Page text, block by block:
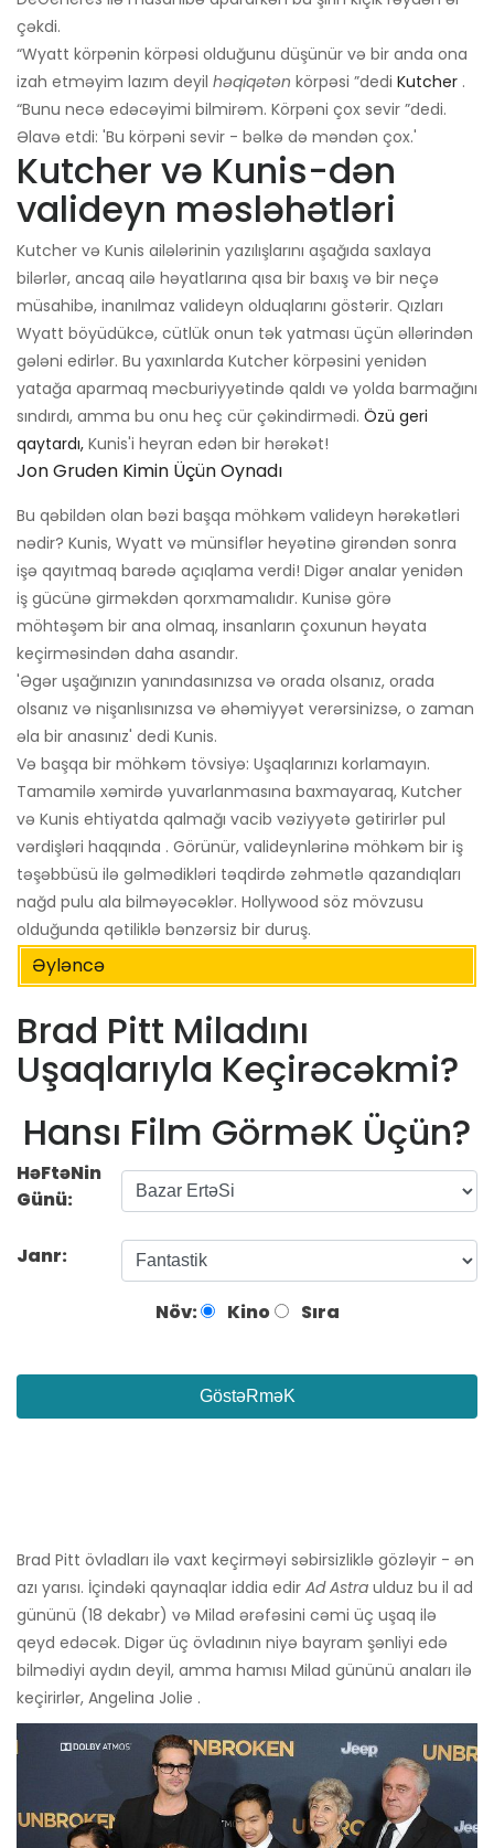
çəkdi.
“Wyatt körpənin körpəsi olduğunu düşünür və bir anda ona
izah etməyim lazım deyil həqiqətən körpəsi ”dedi Kutcher .
“Bunu necə edəcəyimi bilmirəm. Körpəni çox sevir ”dedi.
Əlavə etdi: 'Bu körpəni sevir - bəlkə də məndən çox.'
Kutcher və Kunis-dən
valideyn məsləhətləri
Kutcher və Kunis ailələrinin yazılışlarını aşağıda saxlaya
bilərlər, ancaq ailə həyatlarına qısa bir baxış və bir neçə
müsahibə, inanılmaz valideyn olduqlarını göstərir. Qızları
Wyatt böyüdükcə, cütlük onun tək yatması üçün əllərindən
gələni edirlər. Bu yaxınlarda Kutcher körpəsini yenidən
yatağa aparmaq məcburiyyətində qaldı və yolda barmağını
sındırdı, amma bu onu heç cür çəkindirmədi. Özü geri
qaytardı, Kunis'i heyran edən bir hərəkət!
Jon Gruden Kimin Üçün Oynadı
Bu qəbildən olan bəzi başqa möhkəm valideyn hərəkətləri
nədir? Kunis, Wyatt və münsiflər heyətinə girəndən sonra
işə qayıtmaq barədə açıqlama verdi! Digər analar yenidən
iş gücünə girməkdən qorxmamalıdır. Kunisə görə
möhtəşəm bir ana olmaq, insanların çoxunun həyata
keçirməsindən daha asandır.
'Əgər uşağınızın yanındasınızsa və orada olsanız, orada
olsanız və nişanlısınızsa və əhəmiyyət verərsinizsə, o zaman
əla bir anasınız' dedi Kunis.
Və başqa bir möhkəm tövsiyə: Uşaqlarınızı korlamayın.
Tamamilə xəmirdə yuvarlanmasına baxmayaraq, Kutcher
və Kunis ehtiyatda qalmağı vacib vəziyyətə gətirirlər pul
vərdişləri haqqında . Görünür, valideynlərinə möhkəm bir iş
təşəbbüsü ilə gəlmədikləri təqdirdə zəhmətlə qazandıqları
nağd pulu ala bilməyəcəklər. Hollywood söz mövzusu
olduğunda qətiliklə bənzərsiz bir duruş.
Əyləncə
Brad Pitt Miladını
Uşaqlarıyla Keçirəcəkmi?
Hansı Film GörməK Üçün?
HəFtəNin
Günü:
Janr:
Növ: Kino Sıra
GöstəRməK
Brad Pitt övladları ilə vaxt keçirməyi səbirsizliklə gözləyir - ən
azı yarısı. İçindəki qaynaqlar iddia edir Ad Astra ulduz bu il ad
gününü (18 dekabr) və Milad ərəfəsini cəmi üç uşaq ilə
qeyd edəcək. Digər üç övladının niyə bayram şənliyi edə
bilmədiyi aydın deyil, amma hamısı Milad gününü anaları ilə
keçirirlər, Angelina Jolie .